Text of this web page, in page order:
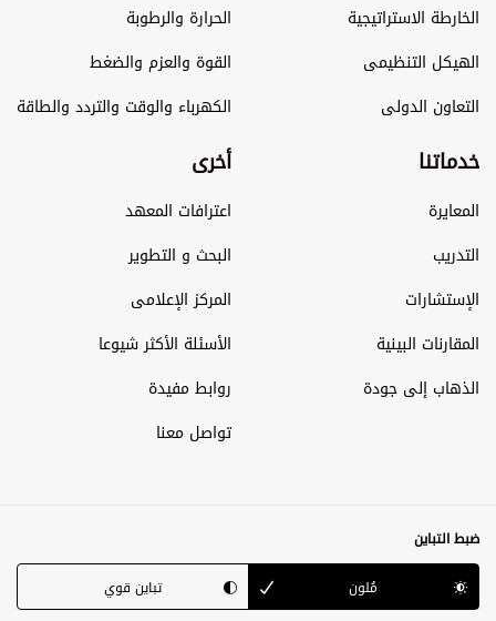
الخارطة الاستراتيجية
الهيكل التنظيمى
التعاون الدولى
الحرارة والرطوبة
القوة والعزم والضغط
الكهرباء والوقت والتردد والطاقة
خدماتنا
المعايرة
التدريب
الإستشارات
المقارنات البينية
الذهاب إلى جودة
أخرى
اعترافات المعهد
البحث و التطوير
المركز الإعلامى
الأسئلة الأكثر شيوعا
روابط مفيدة
تواصل معنا
ضبط التباين
مُلون
تباين قوي